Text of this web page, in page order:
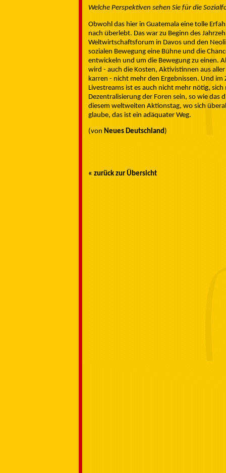
Welche Perspektiven sehen Sie für die
Obwohl das hier in Guatemala eine tolle
nach überlebt. Das war zu Beginn des
Weltwirtschaftsforum in Davos und den
sozialen Bewegung eine Bühne und die
entwickeln und um die Bewegung zu einen.
wird - auch die Kosten, Aktivistinnen aus
karren - nicht mehr den Ergebnissen. Und
Livestreams ist es auch nicht mehr nötig,
Dezentralisierung der Foren sein, so wie das
diesem weltweiten Aktionstag, wo sich
glaube, das ist ein adäquater Weg.
(von Neues Deutschland)
« zurück zur Übersicht